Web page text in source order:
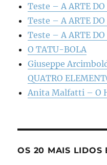
Teste – A ARTE DO
Teste – A ARTE DO
Teste – A ARTE
O TATU-BOLA
Giuseppe
QUATRO
Anita Malfatti – O
OS 20 MAIS LIDOS